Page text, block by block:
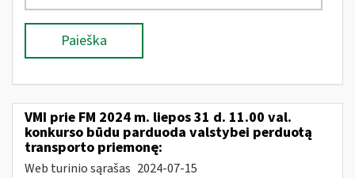
Paieška
VMI prie FM 2024 m. liepos 31 d. 11.00 val.
konkurso būdu parduoda valstybei perduotą
transporto priemonę:
Web turinio sąrašas 2024-07-15